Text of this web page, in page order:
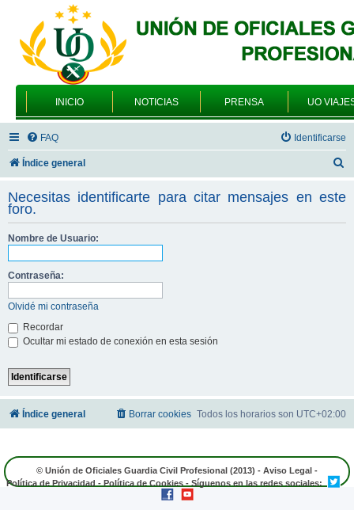
INICIO NOTICIAS PRENSA UO
FAQ Identificarse
Índice general
c
Necesitas identificarte para citar mensajes en este
foro.
Nombre de Usuario:
Contraseña:
Olvidé mi contraseña
Recordar
Ocultar mi estado de conexión en esta sesión
Índice general Todos los horarios son UTC+02:00
Borrar cookies
© Unión de Oficiales Guardia Civil Profesional (2013) - Aviso Legal -
Política de Privacidad - Política de Cookies - Síguenos en las redes sociales: